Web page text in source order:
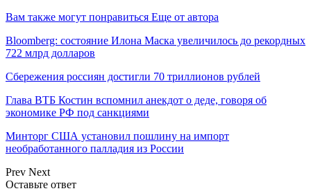
Вам также могут понравиться Еще от автора
Bloomberg: состояние Илона Маска увеличилось до рекордных
722 млрд долларов
Сбережения россиян достигли 70 триллионов рублей
Глава ВТБ Костин вспомнил анекдот о деде, говоря об
экономике РФ под санкциями
Минторг США установил пошлину на импорт
необработанного палладия из России
Prev Next
Оставьте ответ